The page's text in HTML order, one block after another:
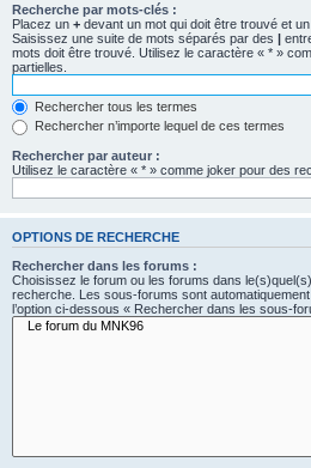
Recherche par mots-clés :
Placez un + devant un mot qui doit être trouvé et un
Saisissez une suite de mots séparés par des |
mots doit être trouvé. Utilisez le caractère « * »
partielles.
Rechercher tous les termes
Rechercher n’importe lequel de ces termes
Rechercher par auteur :
Utilisez le caractère « * » comme joker pour des
OPTIONS DE RECHERCHE
Rechercher dans les forums :
Choisissez le forum ou les forums dans
recherche. Les sous-forums sont
l’option ci-dessous « Rechercher dans les sous-